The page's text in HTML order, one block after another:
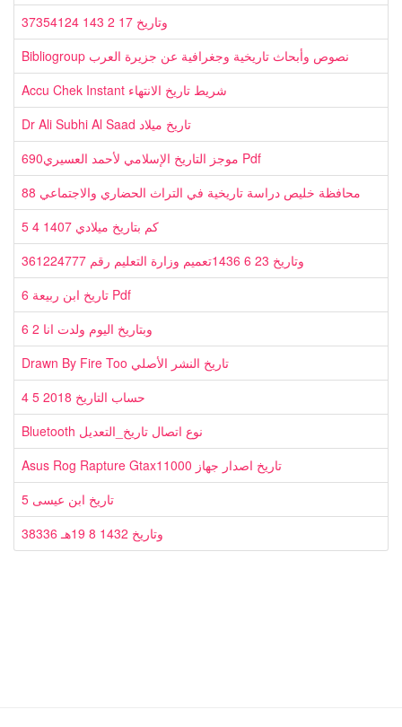
37354124 وتاريخ 17 2 143
Bibliogroup نصوص وأبحاث تاريخية وجغرافية عن جزيرة العرب
Accu Chek Instant شريط تاريخ الانتهاء
Dr Ali Subhi Al Saad تاريخ ميلاد
690موجز التاريخ الإسلامي لأحمد العسيري Pdf
88 محافظة خليص دراسة تاريخية في التراث الحضاري والاجتماعي
5 4 1407 كم بتاريخ ميلادي
361224777 وتاريخ 23 6 1436تعميم وزارة التعليم رقم
6 تاريخ ابن ربيعة Pdf
6 2 وبتاريخ اليوم ولدت انا
Drawn By Fire Too تاريخ النشر الأصلي
4 5 2018 حساب التاريخ
Bluetooth نوع اتصال تاريخ_التعديل
Asus Rog Rapture Gtax11000 تاريخ اصدار جهاز
5 تاريخ ابن عيسى
38336 وتاريخ 1432 8 19هـ